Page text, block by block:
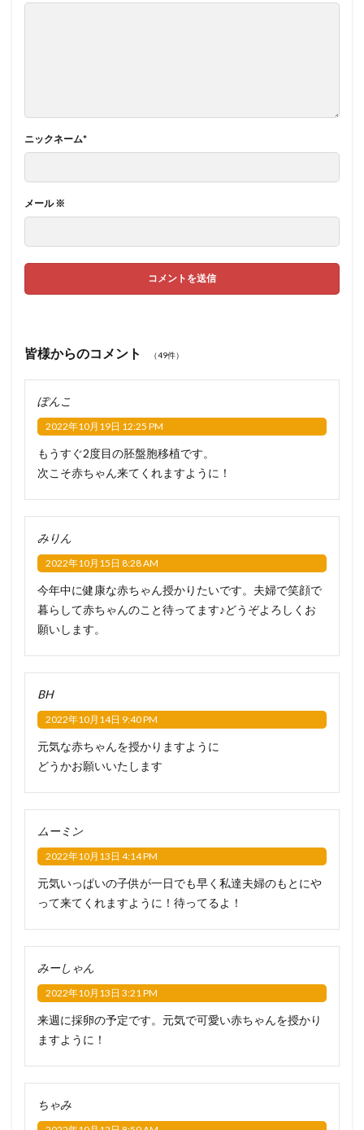
ニックネーム*
メール※
皆様からのコメント （49件）
ぽんこ
2022年10月19日 12:25 PM
もうすぐ2度目の胚盤胞移植です。
次こそ赤ちゃん来てくれますように！
みりん
2022年10月15日 8:28 AM
今年中に健康な赤ちゃん授かりたいです。夫婦で笑顔で
暮らして赤ちゃんのこと待ってます♪どうぞよろしくお
願いします。
BH
2022年10月14日 9:40 PM
元気な赤ちゃんを授かりますように
どうかお願いいたします
ムーミン
2022年10月13日 4:14 PM
元気いっぱいの子供が一日でも早く私達夫婦のもとにや
って来てくれますように！待ってるよ！
みーしゃん
2022年10月13日 3:21 PM
来週に採卵の予定です。元気で可愛い赤ちゃんを授かり
ますように！
ちゃみ